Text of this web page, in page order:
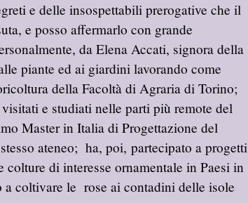
e delle insospettabili prerogative che il
e posso affermarlo con grande
da Elena Accati, signora della
piante ed ai giardini lavorando come
della Facoltà di Agraria di Torino;
e studiati nelle parti più remote del
Master in Italia di Progettazione del
ateneo; ha, poi, partecipato a progetti
di interesse ornamentale in Paesi in
a coltivare le rose ai contadini delle isole